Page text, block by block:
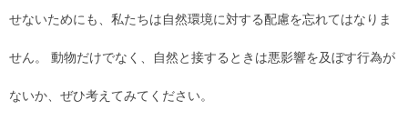
せないためにも、私たちは自然環境に対する配慮を忘れてはなりま
せん。 動物だけでなく、自然と接するときは悪影響を及ぼす行為が
ないか、ぜひ考えてみてください。